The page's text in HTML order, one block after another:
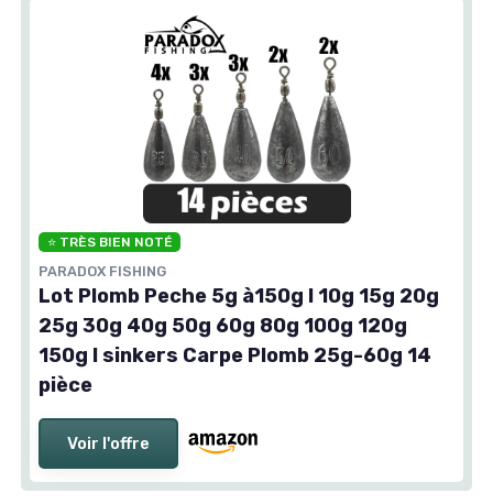
⭐ TRÈS BIEN NOTÉ
PARADOX FISHING
Lot Plomb Peche 5g à150g I 10g 15g 20g
25g 30g 40g 50g 60g 80g 100g 120g
150g I sinkers Carpe Plomb 25g-60g 14
pièce
Voir l'offre